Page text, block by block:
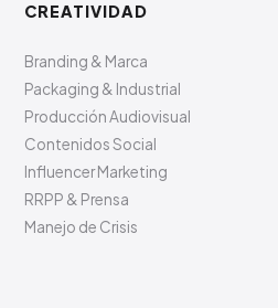
CREATIVIDAD
Branding & Marca
Packaging & Industrial
Producción Audiovisual
Contenidos Social
Influencer Marketing
RRPP & Prensa
Manejo de Crisis